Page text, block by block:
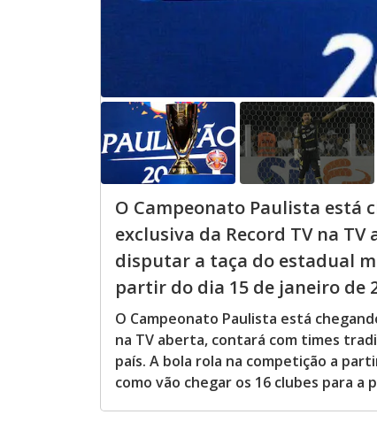
O Campeonato Paulista está
exclusiva da Record TV na
disputar a taça do estadual
partir do dia 15 de janeiro de
O Campeonato Paulista está
na TV aberta, contará com times
país. A bola rola na competição a
como vão chegar os 16 clubes para a